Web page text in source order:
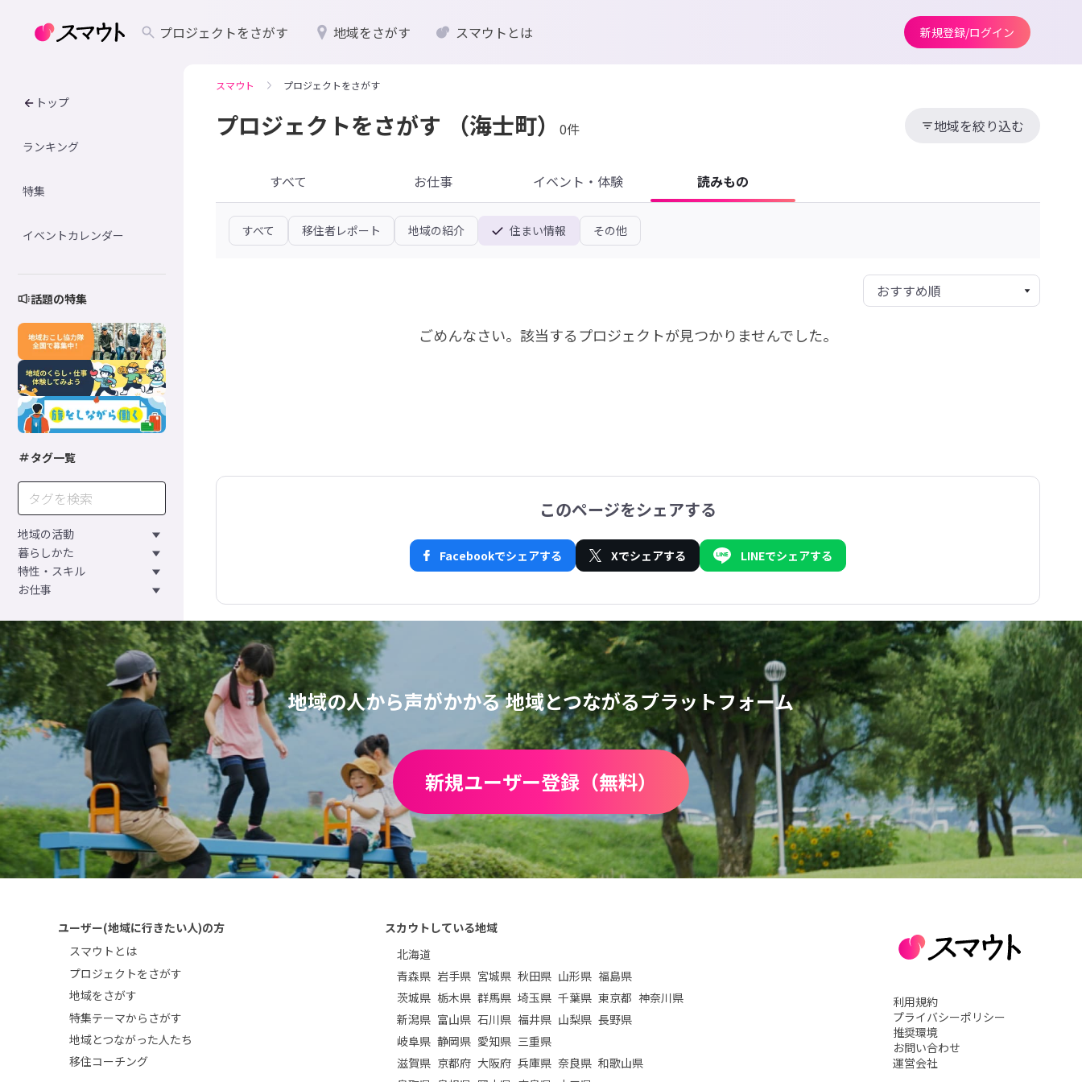
プロジェクトをさがす 地域をさがす スマウトとは 新規登録/ログイン
トップ
ランキング
特集
イベントカレンダー
話題の特集
タグ一覧
地域の活動
暮らしかた
特性・スキル
お仕事
スマウト プロジェクトをさがす
プロジェクトをさがす （海士町） 0件 地域を絞り込む
すべて お仕事 イベント・体験 読みもの
すべて 移住者レポート 地域の紹介 住まい情報 その他
ごめんなさい。 該当するプロジェクトが見つかりませんでした。
このページをシェアする
Facebookでシェアする Xでシェアする LINEでシェアする
地域の人から声がかかる地域とつながるプラットフォーム
新規ユーザー登録（無料）
ユーザー(地域に行きたい人)の方
スマウトとは
プロジェクトをさがす
地域をさがす
特集テーマからさがす
地域とつながった人たち
移住コーチング
スカウトしている地域
北海道
青森県 岩手県 宮城県 秋田県 山形県 福島県
茨城県 栃木県 群馬県 埼玉県 千葉県 東京都 神奈川県
新潟県 富山県 石川県 福井県 山梨県 長野県
岐阜県 静岡県 愛知県 三重県
滋賀県 京都府 大阪府 兵庫県 奈良県 和歌山県
利用規約
プライバシーポリシー
推奨環境
お問い合わせ
運営会社